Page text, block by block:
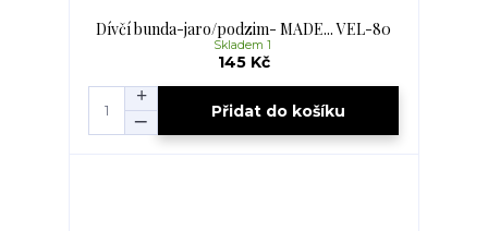
Dívčí bunda-jaro/podzim- MADE... VEL-80
145 Kč
Skladem 1
Přidat do košíku